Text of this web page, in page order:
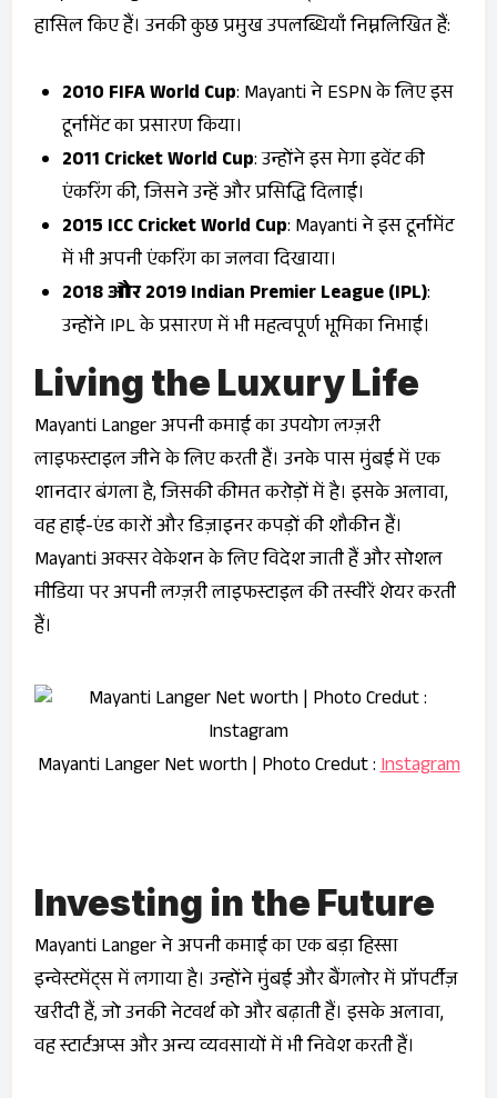
हासिल किए हैं। उनकी कुछ प्रमुख उपलब्धियाँ निम्नलिखित हैं:
2010 FIFA World Cup: Mayanti ने ESPN के लिए इस
टूर्नामेंट का प्रसारण किया।
2011 Cricket World Cup: उन्होंने इस मेगा इवेंट की
एंकरिंग की, जिसने उन्हें और प्रसिद्धि दिलाई।
2015 ICC Cricket World Cup: Mayanti ने इस टूर्नामेंट
में भी अपनी एंकरिंग का जलवा दिखाया।
2018 और 2019 Indian Premier League (IPL):
उन्होंने IPL के प्रसारण में भी महत्वपूर्ण भूमिका निभाई।
Living the Luxury Life
Mayanti Langer अपनी कमाई का उपयोग लग्ज़री
लाइफस्टाइल जीने के लिए करती हैं। उनके पास मुंबई में एक
शानदार बंगला है, जिसकी कीमत करोड़ों में है। इसके अलावा,
वह हाई-एंड कारों और डिज़ाइनर कपड़ों की शौकीन हैं।
Mayanti अक्सर वेकेशन के लिए विदेश जाती हैं और सोशल
मीडिया पर अपनी लग्ज़री लाइफस्टाइल की तस्वीरें शेयर करती
हैं।
Mayanti Langer Net worth | Photo Credut :Instagram
Investing in the Future
Mayanti Langer ने अपनी कमाई का एक बड़ा हिस्सा
इन्वेस्टमेंट्स में लगाया है। उन्होंने मुंबई और बैंगलोर में प्रॉपर्टीज़
खरीदी हैं, जो उनकी नेटवर्थ को और बढ़ाती हैं। इसके अलावा,
वह स्टार्टअप्स और अन्य व्यवसायों में भी निवेश करती हैं।